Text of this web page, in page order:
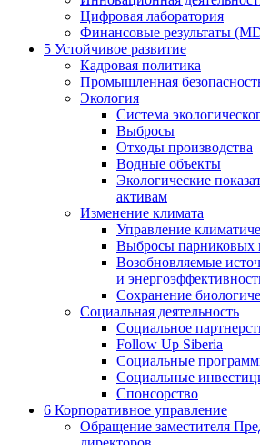
Цифровая лаборатория
Финансовые результаты
5 Устойчивое развитие
Кадровая политика
Промышленная
Экология
Система
Выбросы
Отходы производства
Водные объекты
Экологические
активам
Изменение климата
Управление
Выбросы парниковых
Возобновляемые
и
Сохранение
Социальная деятельность
Социальное
Follow Up Siberia
Социальные
Социальные
Спонсорство
6 Корпоративное управление
Обращение заместителя